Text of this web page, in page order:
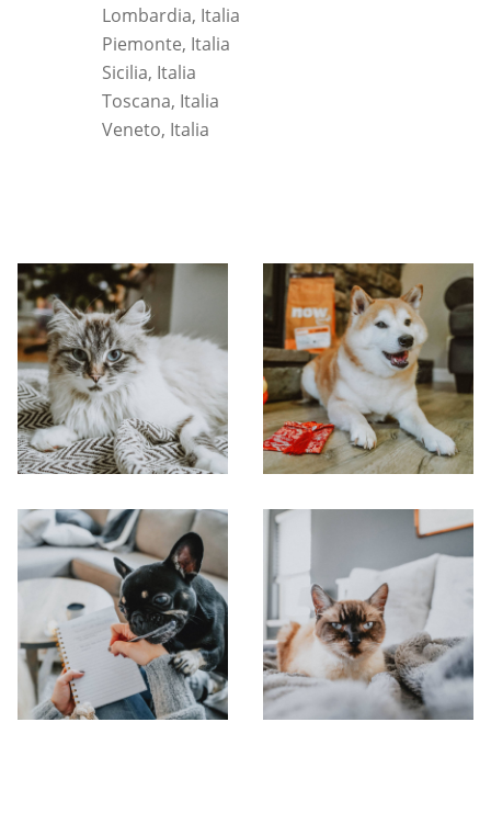
Lombardia, Italia
Piemonte, Italia
Sicilia, Italia
Toscana, Italia
Veneto, Italia